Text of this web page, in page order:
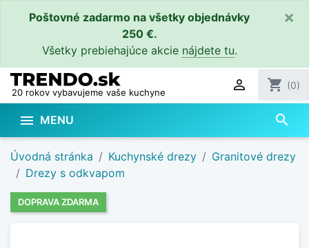
Poštovné zadarmo na všetky objednávky
250 €.
Všetky prebiehajúce akcie nájdete tu.
×
20 rokov vybavujeme vaše kuchyne  shopping_cart (0)
 MENU search
Úvodná stránka Kuchynské drezy
Granitové drezy
Drezy s odkvapom
DOPRAVA ZDARMA